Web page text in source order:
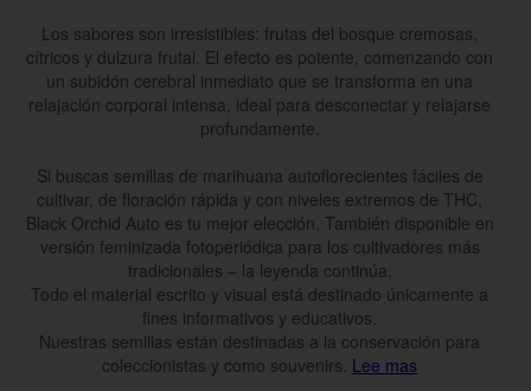
Los sabores son irresistibles: frutas del bosque cremosas,
cítricos y dulzura frutal. El efecto es potente, comenzando con
un subidón cerebral inmediato que se transforma en una
relajación corporal intensa, ideal para desconectar y relajarse
profundamente.
Si buscas semillas de marihuana autoflorecientes fáciles de
cultivar, de floración rápida y con niveles extremos de THC,
Black Orchid Auto es tu mejor elección. También disponible en
versión feminizada fotoperiódica para los cultivadores más
tradicionales – la leyenda continúa.
Todo el material escrito y visual está destinado únicamente a
fines informativos y educativos.
Nuestras semillas están destinadas a la conservación para
coleccionistas y como souvenirs. Lee mas